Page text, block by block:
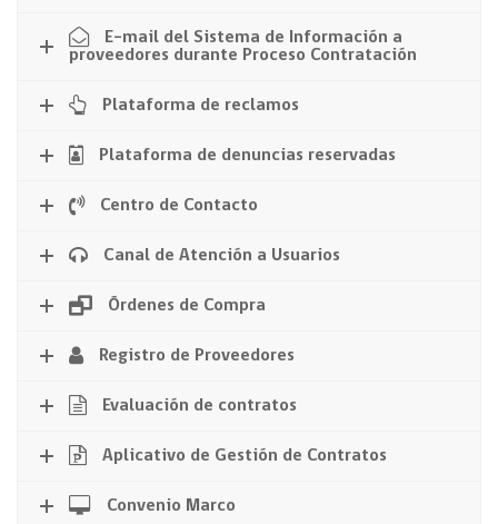
E-mail del Sistema de Información a
proveedores durante Proceso Contratación
Plataforma de reclamos
Plataforma de denuncias reservadas
Centro de Contacto
Canal de Atención a Usuarios
Órdenes de Compra
Registro de Proveedores
Evaluación de contratos
Aplicativo de Gestión de Contratos
Convenio Marco